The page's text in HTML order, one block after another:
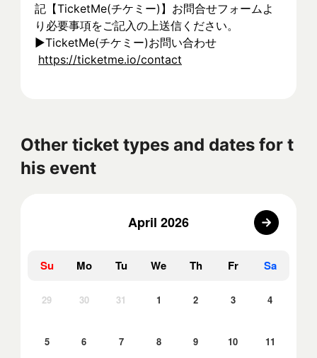
記【TicketMe(チケミー)】お問合せフォームよ
り必要事項をご記入の上送信ください。
▶︎TicketMe(チケミー)お問い合わせ
https://ticketme.io/contact
Other ticket types and dates for t
his event
April 2026
Su Mo Tu We Th Fr Sa
29 30 31 1 2 3 4
5 6 7 8 9 10 11